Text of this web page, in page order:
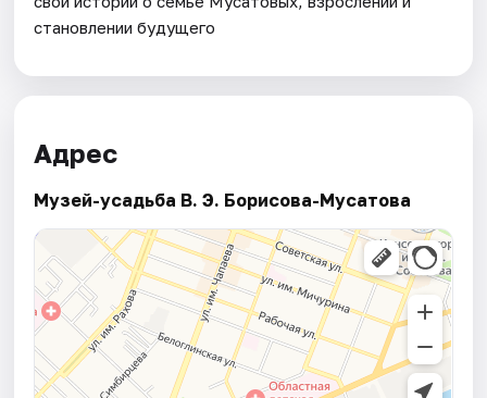
становлении будущего
Адрес
Музей-усадьба В. Э. Борисова-Мусатова